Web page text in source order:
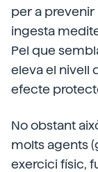
per a prevenir
ingesta
Pel que
eleva el nivell
efecte
No obstant
molts agents
exercici físic,